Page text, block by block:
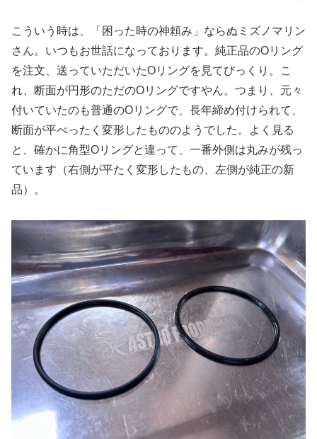
こういう時は、「困った時の神頼み」ならぬミズノマリン
さん。いつもお世話になっております。純正品のOリング
を注文、送っていただいたOリングを見てびっくり。こ
れ、断面が円形のただのOリングですやん。つまり、元々
付いていたのも普通のOリングで、長年締め付けられて、
断面が平べったく変形したもののようでした。よく見る
と、確かに角型Oリングと違って、一番外側は丸みが残っ
ています（右側が平たく変形したもの、左側が純正の新
品）。